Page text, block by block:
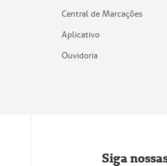
Central de Marcações
Aplicativo
Ouvidoria
Siga